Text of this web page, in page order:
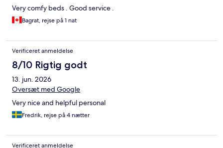
Very comfy beds . Good service .
Bagrat, rejse på 1 nat
Verificeret anmeldelse
8/10 Rigtig godt
13. jun. 2026
Oversæt med Google
Very nice and helpful personal
Fredrik, rejse på 4 nætter
Verificeret anmeldelse